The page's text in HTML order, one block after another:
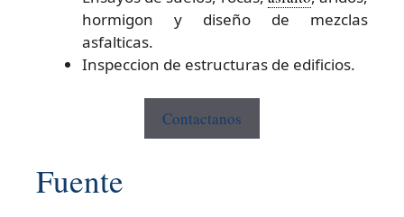
hormigon y diseño de mezclas
asfalticas.
Inspeccion de estructuras de edificios.
Contactanos
Fuente